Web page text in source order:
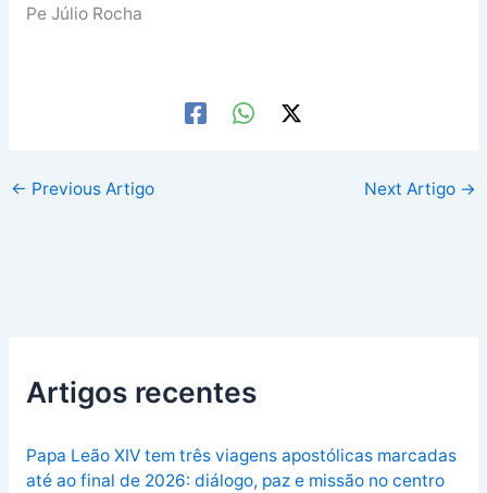
Pe Júlio Rocha
← Previous Artigo Next Artigo →
Artigos recentes
Papa Leão XIV tem três viagens apostólicas marcadas
até ao final de 2026: diálogo, paz e missão no centro